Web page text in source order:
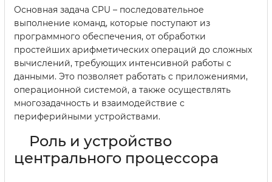
Основная задача CPU – последовательное
выполнение команд, которые поступают из
программного обеспечения, от обработки
простейших арифметических операций до сложных
вычислений, требующих интенсивной работы с
данными. Это позволяет работать с приложениями,
операционной системой, а также осуществлять
многозадачность и взаимодействие с
периферийными устройствами.
Роль и устройство
центрального процессора